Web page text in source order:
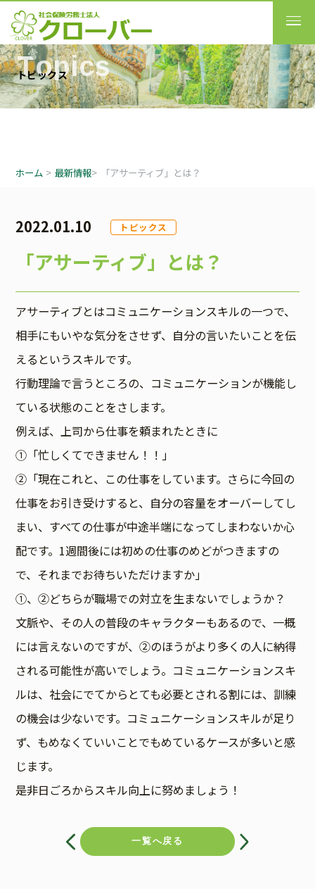
Topics
トピックス
ホーム > 最新情報> 「アサーティブ」とは？
「アサーティブ」とは？
2022.01.10 トピックス
アサーティブとはコミュニケーションスキルの一つで、
相手にもいやな気分をさせず、自分の言いたいことを伝
えるというスキルです。
行動理論で言うところの、コミュニケーションが機能し
ている状態のことをさします。
例えば、上司から仕事を頼まれたときに
①「忙しくてできません！！」
②「現在これと、この仕事をしています。さらに今回の
仕事をお引き受けすると、自分の容量をオーバーしてし
まい、すべての仕事が中途半端になってしまわないか心
配です。1週間後には初めの仕事のめどがつきますの
で、それまでお待ちいただけますか」
①、②どちらが職場での対立を生まないでしょうか？
文脈や、その人の普段のキャラクターもあるので、一概
には言えないのですが、②のほうがより多くの人に納得
される可能性が高いでしょう。コミュニケーションスキ
ルは、社会にでてからとても必要とされる割には、訓練
の機会は少ないです。コミュニケーションスキルが足り
ず、もめなくていいことでもめているケースが多いと感
じます。
是非日ごろからスキル向上に努めましょう！
一覧へ戻る